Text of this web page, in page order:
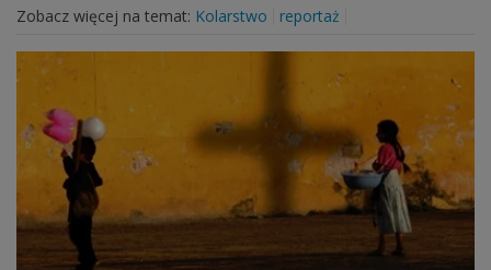
Zobacz więcej na temat: Kolarstwo reportaż